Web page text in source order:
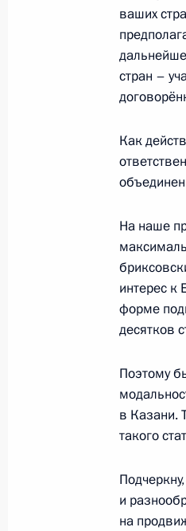
Органы
и
об
8 августа
28 июля
28 июля
Указ о
в 2024
27 июля
ваших
стран –
Как
На наше
интерес к
форме
десятков
Поэтому
в Казани.
такого
и
на